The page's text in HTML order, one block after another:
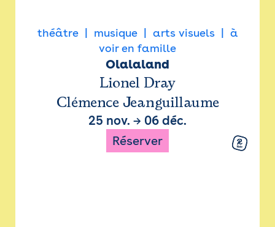
théâtre musique arts visuels
à
voir en famille
Olalaland
Lionel Dray
Clémence Jeanguillaume
25 nov. → 06 déc.
Réserver